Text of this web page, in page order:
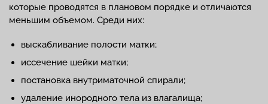
которые проводятся в плановом порядке и отличаются
меньшим объемом. Среди них:
выскабливание полости матки;
иссечение шейки матки;
постановка внутриматочной спирали;
удаление инородного тела из влагалища;